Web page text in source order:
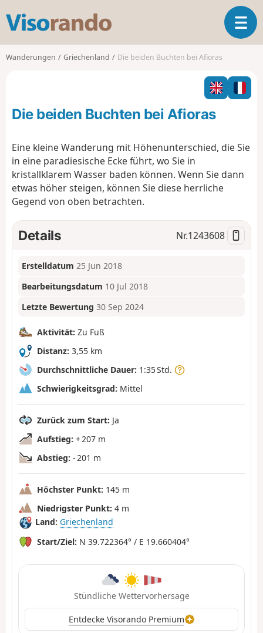
s
o
o
T
o
l
n
g
t
Wanderungen Griechenland Die beiden Buchten bei Afioras
Die beiden Buchten bei Afioras
Eine kleine Wanderung mit Höhenunterschied, die Sie
in eine paradiesische Ecke führt, wo Sie in
kristallklarem Wasser baden können. Wenn Sie dann
etwas höher steigen, können Sie diese herrliche
Gegend von oben betrachten.
Details Nr.1243608
Erstelldatum 25 Jun 2018
Bearbeitungsdatum 10 Jul 2018
Letzte Bewertung 30 Sep 2024
Aktivität: Zu Fuß
Distanz: 3,55 km
Durchschnittliche Dauer: 1:35 Std.
Schwierigkeitsgrad: Mittel
Zurück zum Start: Ja
Aufstieg: + 207 m
Abstieg: - 201 m
Höchster Punkt: 145 m
Niedrigster Punkt: 4 m
Land: Griechenland
Start/Ziel: N 39.722364° / E 19.660404°
Stündliche Wettervorhersage
Entdecke Visorando Premium